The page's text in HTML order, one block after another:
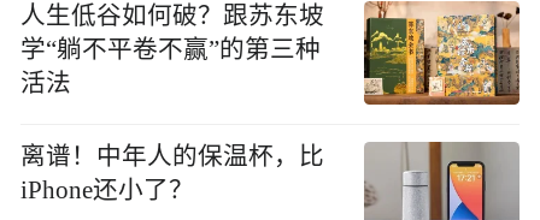
人生低谷如何破？跟苏东坡
学“躺不平卷不赢”的第三种
活法
离谱！中年人的保温杯，比
iPhone还小了？